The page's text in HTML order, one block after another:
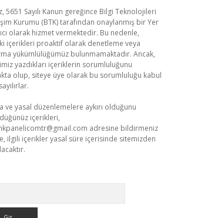
5651 Sayılı Kanun gereğince Bilgi Teknolojileri
Kurumu (BTK) tarafından onaylanmış bir Yer
olarak hizmet vermektedir. Bu nedenle,
içerikleri proaktif olarak denetleme veya
yükümlülüğümüz bulunmamaktadır. Ancak,
yazdıkları içeriklerin sorumluluğunu
olup, siteye üye olarak bu sorumluluğu kabul
ve yasal düzenlemelere aykırı olduğunu
içerikleri,
adresine bildirmeniz
ilgili içerikler yasal süre içerisinde sitemizden